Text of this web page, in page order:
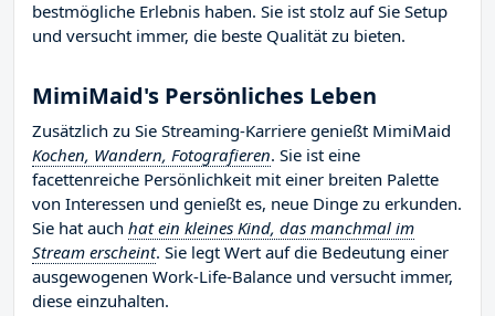
bestmögliche Erlebnis haben. Sie ist stolz auf Sie Setup
und versucht immer, die beste Qualität zu bieten.
MimiMaid's Persönliches Leben
Zusätzlich zu Sie Streaming-Karriere genießt MimiMaid
Kochen, Wandern, Fotografieren. Sie ist eine
facettenreiche Persönlichkeit mit einer breiten Palette
von Interessen und genießt es, neue Dinge zu erkunden.
Sie hat auch hat ein kleines Kind, das manchmal im
Stream erscheint. Sie legt Wert auf die Bedeutung einer
ausgewogenen Work-Life-Balance und versucht immer,
diese einzuhalten.